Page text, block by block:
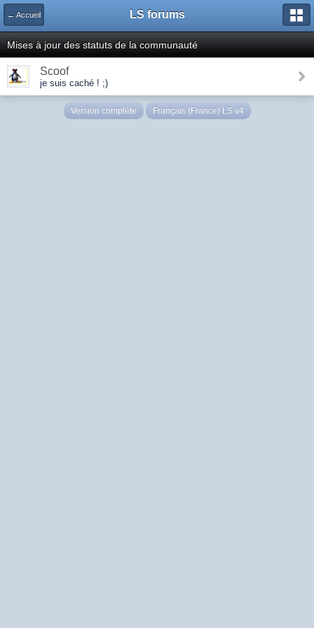
← Accueil LS forums
Mises à jour des statuts de la communauté
Scoof
je suis caché ! ;)
Version complète Français (France) LS v4